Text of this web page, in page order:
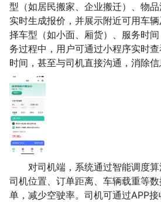
型（如居民搬家、企业搬迁）、物
实时生成报价，并展示附近可用车
择车型（如小面、厢货）、服务时
务过程中，用户可通过小程序实时
时间，甚至与司机直接沟通，消除信
对司机端，系统通过智能调度
司机位置、订单距离、车辆载重等
单，减少空驶率。司机可通过APP